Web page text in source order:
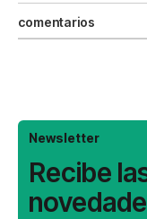
comentarios
Newsletter
Recibe